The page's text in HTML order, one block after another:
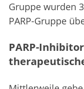
Gruppe wurden
PARP-Gruppe
PARP-